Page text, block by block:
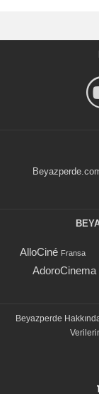
AlloCiné Fransa
AdoroCinema
Beyazperde